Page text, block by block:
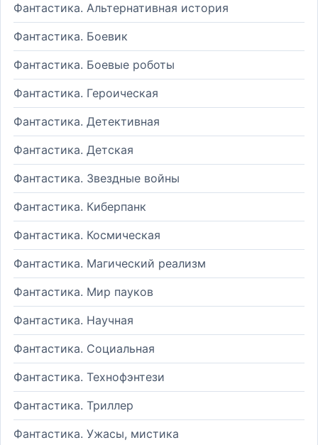
Фантастика. Альтернативная история
Фантастика. Боевик
Фантастика. Боевые роботы
Фантастика. Героическая
Фантастика. Детективная
Фантастика. Детская
Фантастика. Звездные войны
Фантастика. Киберпанк
Фантастика. Космическая
Фантастика. Магический реализм
Фантастика. Мир пауков
Фантастика. Научная
Фантастика. Социальная
Фантастика. Технофэнтези
Фантастика. Триллер
Фантастика. Ужасы, мистика